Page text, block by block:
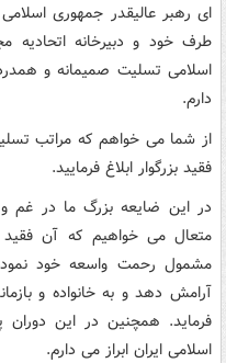
ای رهبر عالیقدر جمهوری
طرف خود و دبیرخانه
اسلامی تسلیت صمیمانه و
دارم.
از شما می خواهم که مراتب
فقید بزرگوار ابلاغ فرمایید.
در این ضایعه بزرگ ما در غم
متعال می خواهیم که آن
مشمول رحمت واسعه خود
آرامش دهد و به خانواده و
فرماید. همچنین در این
اسلامی ایران ابراز می دارم.